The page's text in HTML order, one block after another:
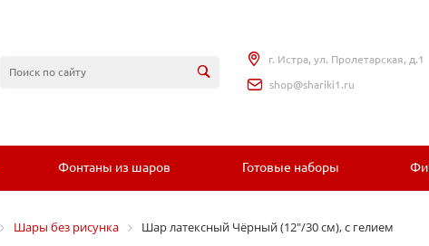
г. Истра, ул. Пролетарская, д.1
shop@shariki1.ru
Фонтаны из шаров Готовые наборы
Шары без рисунка Шар латексный Чёрный (12"/30 см), с гелием